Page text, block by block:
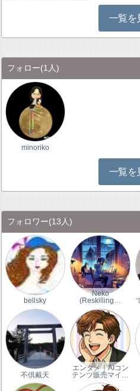
一覧を
フォロー(1人)
minoriko
一覧を
フォロワー(13人)
bellsky
Neko
(Reskilling…
不倶戴天
エンタメ｜AIコン
テンツ販売マイ…